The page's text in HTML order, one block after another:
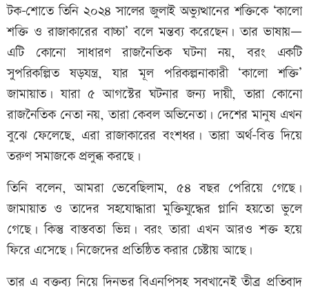
টক-শোতে তিনি ২০২৪ সালের জুলাই অভ্যুত্থানের শক্তিকে ‘কালো
শক্তি ও রাজাকারের বাচ্চা’ বলে মন্তব্য করেছেন। তার ভাষায়—
এটি কোনো সাধারণ রাজনৈতিক ঘটনা নয়, বরং একটি
সুপরিকল্পিত ষড়যন্ত্র, যার মূল পরিকল্পনাকারী ‘কালো শক্তি’
জামায়াত। যারা ৫ আগস্টের ঘটনার জন্য দায়ী, তারা কোনো
রাজনৈতিক নেতা নয়, তারা কেবল অভিনেতা। দেশের মানুষ এখন
বুঝে ফেলেছে, এরা রাজাকারের বংশধর। তারা অর্থ-বিত্ত দিয়ে
তরুণ সমাজকে প্রলুব্ধ করছে।
তিনি বলেন, আমরা ভেবেছিলাম, ৫৪ বছর পেরিয়ে গেছে।
জামায়াত ও তাদের সহযোদ্ধারা মুক্তিযুদ্ধের গ্লানি হয়তো ভুলে
গেছে। কিন্তু বাস্তবতা ভিন্ন। বরং তারা এখন আরও শক্ত হয়ে
ফিরে এসেছে। নিজেদের প্রতিষ্ঠিত করার চেষ্টায় আছে।
তার এ বক্তব্য নিয়ে দিনভর বিএনপিসহ সবখানেই তীব্র প্রতিবাদ